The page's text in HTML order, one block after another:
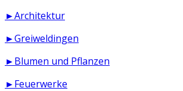
►Architektur
►Greiweldingen
►Blumen und Pflanzen
►Feuerwerke